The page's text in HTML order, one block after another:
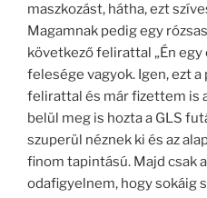
maszkozást, hátha, ezt
Magamnak pedig egy
következő felirattal „Én
felesége vagyok. Igen, ezt
felirattal és már fizettem is
belül meg is hozta a GLS
szuperül néznek ki és az
finom tapintású. Majd csak
odafigyelnem, hogy sokáig